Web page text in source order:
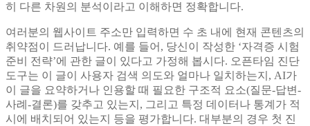
히 다른 차원의 분석이라고 이해하면 정확합니다.
여러분의 웹사이트 주소만 입력하면 수 초 내에 현재 콘텐츠의
취약점이 드러납니다. 예를 들어, 당신이 작성한 ‘자격증 시험
준비 전략’에 관한 글이 있다고 가정해 봅시다. 오픈타임 진단
도구는 이 글이 사용자 검색 의도와 얼마나 일치하는지, AI가
이 글을 요약하거나 인용할 때 필요한 구조적 요소(질문-답변-
사례-결론)를 갖추고 있는지, 그리고 특정 데이터나 통계가 적
시에 배치되어 있는지 등을 평가합니다. 대부분의 경우 첫 진